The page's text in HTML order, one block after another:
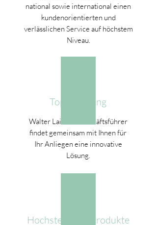
national sowie international einen
kundenorientierten und
verlässlichen Service auf höchstem
Niveau.
Top Beratung
Walter Laib als Geschäftsführer
findet gemeinsam mit Ihnen für
Ihr Anliegen eine innovative
Lösung.
Hochstehende Produkte